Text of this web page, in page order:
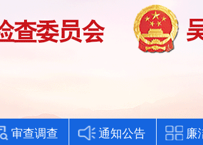
审查调查 通知公告 廉